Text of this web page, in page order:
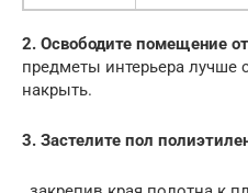
2. Освободите помещение
предметы интерьера лучше
накрыть.
3. Застелите пол